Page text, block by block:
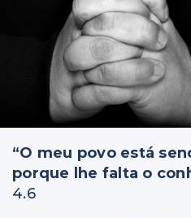
“O meu povo está
porque lhe falta o
4.6